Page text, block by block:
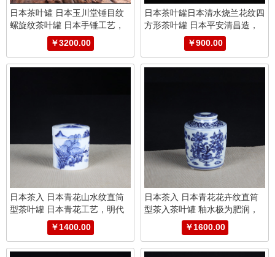
日本茶叶罐 日本玉川堂锤目纹
螺旋纹茶叶罐 日本手锤工艺，
人间国宝玉川堂手锤锤目纹，螺
旋纹，一张铜皮捶打而成，经典
蓝光着色工艺，内镀银，带原装
￥3200.00
日本茶叶罐日本清水烧兰花纹四
方形茶叶罐 日本平安清昌造，
四方形茶叶罐，绘制兰花纹，釉
水肥润，性价比高
￥900.00
日本茶入 日本青花山水纹直筒
型茶叶罐 日本青花工艺，明代
画风，苏麻离青，发色靓丽，釉
水肥润，绘制山水诗文
￥1400.00
日本茶入 日本青花花卉纹直筒
型茶入茶叶罐 釉水极为肥润，
苏麻离青发色靓丽，明代画风，
带作者款识
￥1600.00